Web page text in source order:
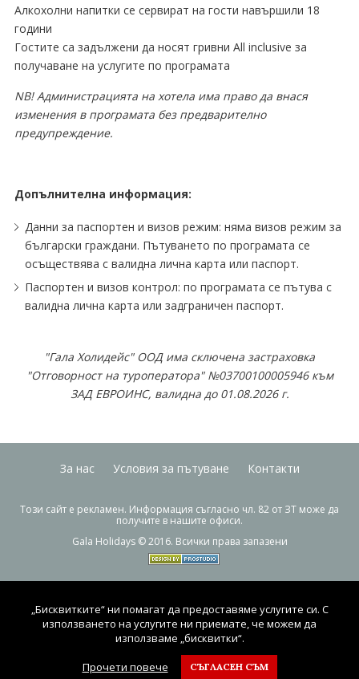
Алкохолни напитки се сервират на гости навършили 18
години
Гостите са задължени да носят гривни All inclusive за
получаване на услугите по програмата
NB! Администрацията на хотела има право да внася
изменения в програмата без предварително
предупреждение.
Допълнителна информация:
Данни за паспортен и визов режим: няма визов режим за
български граждани. Пътуването по програмата се
осъществява с валидна лична карта или паспорт.
Паспортен и визов контрол: по програмата се пътува с
валидна лична карта или задграничен паспорт.
"Гала Холидейс" ООД има сключена застраховка
"Отговорност на туроператора" №03700100005946 към
ЗАД ЕВРОИНС, валидна до 01.08.2026 г.
За нас Условия за пътуване Контакти
Този сайт е рекламен. Информация съгласно чл. 82 от ЗТ може да
получите в нашите офиси.
Gala Holidays © 2016. Всички права запазени
„Бисквитките“ ни помагат да предоставяме услугите си. С
използването на услугите ни приемате, че можем да
използваме „бисквитки“.
Прочети повече
СЪГЛАСЕН СЪМ